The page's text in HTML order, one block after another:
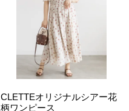
CLETTEオリジナルシアー花
柄ワンピース